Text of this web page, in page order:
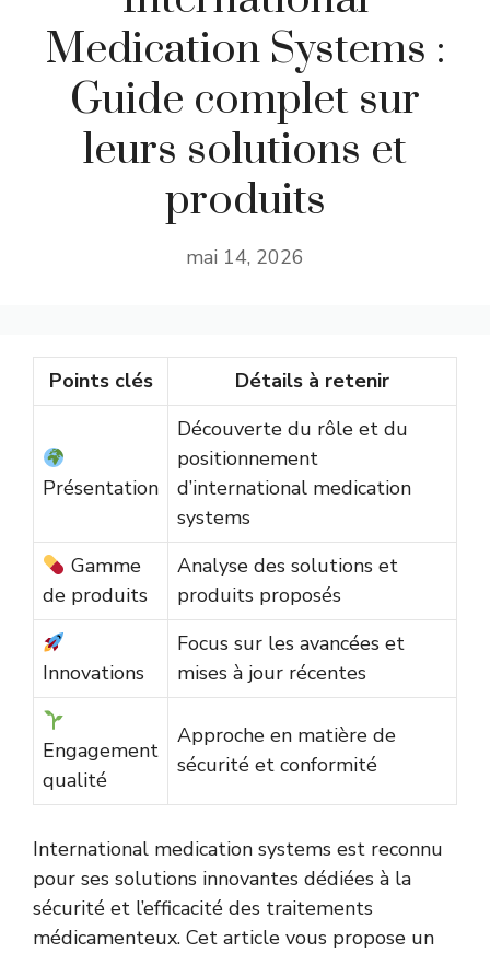
Medication Systems :
Guide complet sur
leurs solutions et
produits
mai 14, 2026
Points clés Détails à retenir
Présentation
Découverte du rôle et du
positionnement
d’international medication
systems
Gamme
de produits
Analyse des solutions et
produits proposés
Innovations
Focus sur les avancées et
mises à jour récentes
Engagement
qualité
Approche en matière de
sécurité et conformité
International medication systems est reconnu
pour ses solutions innovantes dédiées à la
sécurité et l’efficacité des traitements
médicamenteux. Cet article vous propose un